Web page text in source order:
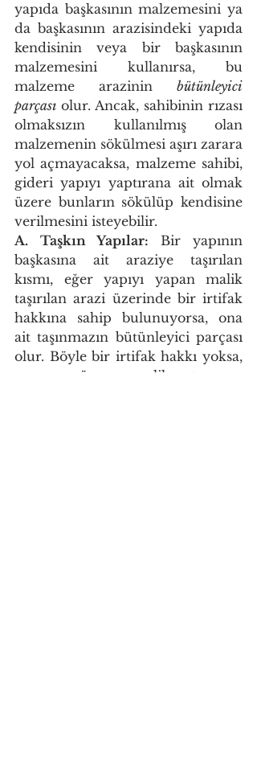
yapıda başkasının malzemesini ya
da başkasının arazisindeki yapıda
kendisinin veya bir başkasının
malzemesini kullanırsa, bu
malzeme arazinin bütünleyici
parçası olur. Ancak, sahibinin rızası
olmaksızın kullanılmış olan
malzemenin sökülmesi aşırı zarara
yol açmayacaksa, malzeme sahibi,
gideri yapıyı yaptırana ait olmak
üzere bunların sökülüp kendisine
verilmesini isteyebilir.
A. Taşkın Yapılar: Bir yapının
başkasına ait araziye taşırılan
kısmı, eğer yapıyı yapan malik
taşırılan arazi üzerinde bir irtifak
hakkına sahip bulunuyorsa, ona
ait taşınmazın bütünleyici parçası
olur. Böyle bir irtifak hakkı yoksa,
zarar gören malik taşmayı